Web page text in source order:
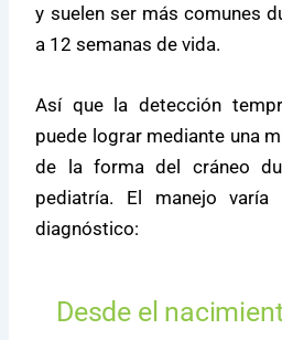
y suelen ser más comunes
a 12 semanas de vida.
Así que la detección
puede lograr mediante una
de la forma del cráneo
pediatría. El manejo
diagnóstico:
Desde el